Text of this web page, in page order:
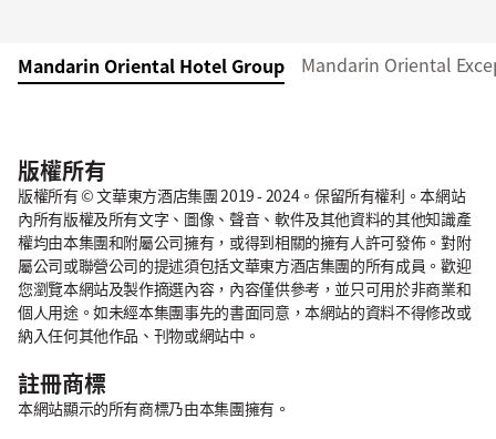
Mandarin Oriental Hotel Group Mandarin Oriental
版權所有
版權所有 © 文華東方酒店集團 2019 - 2024。保留所有權利。本網站
內所有版權及所有文字、圖像、聲音、軟件及其他資料的其他知識產
權均由本集團和附屬公司擁有，或得到相關的擁有人許可發佈。對附
屬公司或聯營公司的提述須包括文華東方酒店集團的所有成員。歡迎
您瀏覽本網站及製作摘選內容，內容僅供參考，並只可用於非商業和
個人用途。如未經本集團事先的書面同意，本網站的資料不得修改或
納入任何其他作品、刊物或網站中。
註冊商標
本網站顯示的所有商標乃由本集團擁有。